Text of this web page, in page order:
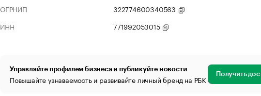
ОГРНИП
322774600340563
ИНН
771992053015
Управляйте профилем бизнеса и публикуйте новости
Повышайте узнаваемость и развивайте личный бренд на РБК Получить